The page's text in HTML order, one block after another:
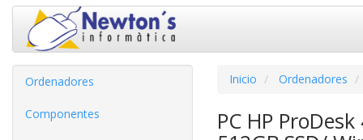
Ordenadores
Componentes
Inicio Ordenadores
PC HP